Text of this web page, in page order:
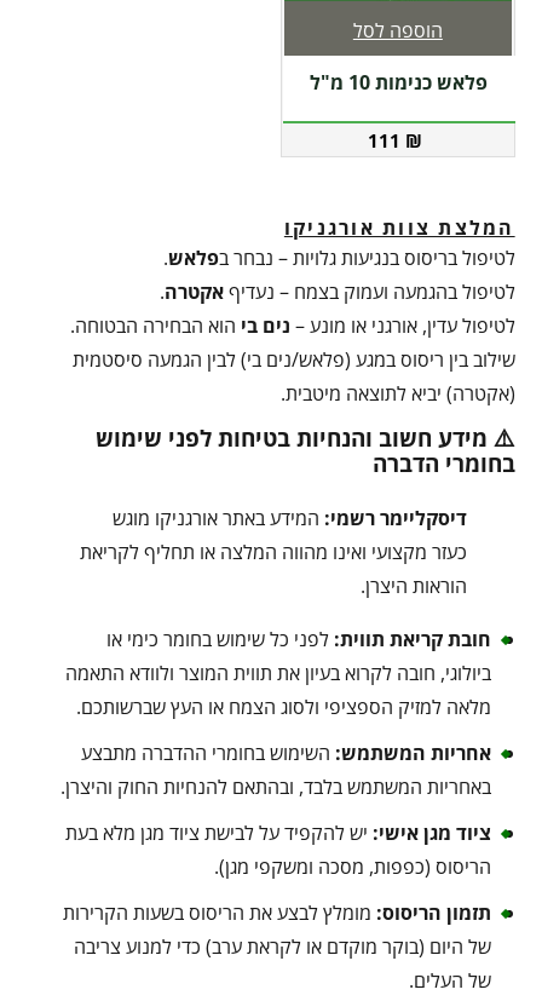
פלאש כנימות 10 מ"ל
111 ₪
הוספה לסל
המלצת צוות אורגניקו
לטיפול בריסוס בנגיעות גלויות – נבחר בפלאש.
לטיפול בהגמעה ועמוק בצמח – נעדיףאקטרה.
לטיפול עדין, אורגני או מונע – נים בי הוא הבחירה הבטוחה.
שילוב בין ריסוס במגע (פלאש/נים בי) לבין הגמעה סיסטמית
(אקטרה) יביא לתוצאה מיטבית.
⚠️ מידע חשוב והנחיות בטיחות לפני שימוש
בחומרי הדברה
דיסקליימר רשמי: המידע באתר אורגניקו מוגש
כעזר מקצועי ואינו מהווה המלצה או תחליף לקריאת
הוראות היצרן.
חובת קריאת תווית: לפני כל שימוש בחומר כימי או
ביולוגי, חובה לקרוא בעיון את תווית המוצר ולוודא התאמה
מלאה למזיק הספציפי ולסוג הצמח או העץ שברשותכם.
אחריות המשתמש: השימוש בחומרי ההדברה מתבצע
באחריות המשתמש בלבד, ובהתאם להנחיות החוק והיצרן.
ציוד מגן אישי: יש להקפיד על לבישת ציוד מגן מלא בעת
הריסוס (כפפות, מסכה ומשקפי מגן).
תזמון הריסוס: מומלץ לבצע את הריסוס בשעות הקרירות
של היום (בוקר מוקדם או לקראת ערב) כדי למנוע צריבה
של העלים.